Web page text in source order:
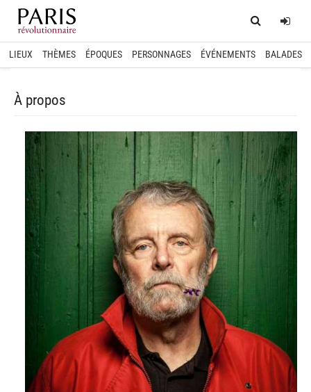
Home
LIEUX THÈMES ÉPOQUES PERSONNAGES ÉVÉNEMENTS BALADES
À propos